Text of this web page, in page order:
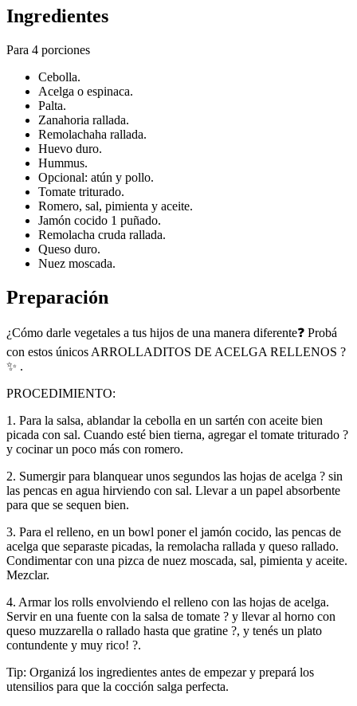
Ingredientes
Para 4 porciones
Cebolla.
Acelga o espinaca.
Palta.
Zanahoria rallada.
Remolachaha rallada.
Huevo duro.
Hummus.
Opcional: atún y pollo.
Tomate triturado.
Romero, sal, pimienta y aceite.
Jamón cocido 1 puñado.
Remolacha cruda rallada.
Queso duro.
Nuez moscada.
Preparación
¿Cómo darle vegetales a tus hijos de una manera diferente❓ Probá
con estos únicos ARROLLADITOS DE ACELGA RELLENOS ?
✨ .
PROCEDIMIENTO:
1. Para la salsa, ablandar la cebolla en un sartén con aceite bien
picada con sal. Cuando esté bien tierna, agregar el tomate triturado ?
y cocinar un poco más con romero.
2. Sumergir para blanquear unos segundos las hojas de acelga ? sin
las pencas en agua hirviendo con sal. Llevar a un papel absorbente
para que se sequen bien.
3. Para el relleno, en un bowl poner el jamón cocido, las pencas de
acelga que separaste picadas, la remolacha rallada y queso rallado.
Condimentar con una pizca de nuez moscada, sal, pimienta y aceite.
Mezclar.
4. Armar los rolls envolviendo el relleno con las hojas de acelga.
Servir en una fuente con la salsa de tomate ? y llevar al horno con
queso muzzarella o rallado hasta que gratine ?, y tenés un plato
contundente y muy rico! ?.
Tip: Organizá los ingredientes antes de empezar y prepará los
utensilios para que la cocción salga perfecta.